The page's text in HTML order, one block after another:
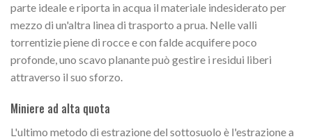
parte ideale e riporta in acqua il materiale indesiderato per
mezzo di un'altra linea di trasporto a prua. Nelle valli
torrentizie piene di rocce e con falde acquifere poco
profonde, uno scavo planante può gestire i residui liberi
attraverso il suo sforzo.
Miniere ad alta quota
L'ultimo metodo di estrazione del sottosuolo è l'estrazione a